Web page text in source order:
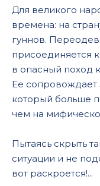
Для великого
времена: на
гуннов.
присоединяется
в опасный поход
Ее
который больше
чем на
Пытаясь скрыть
ситуации и не
вот раскроется!...